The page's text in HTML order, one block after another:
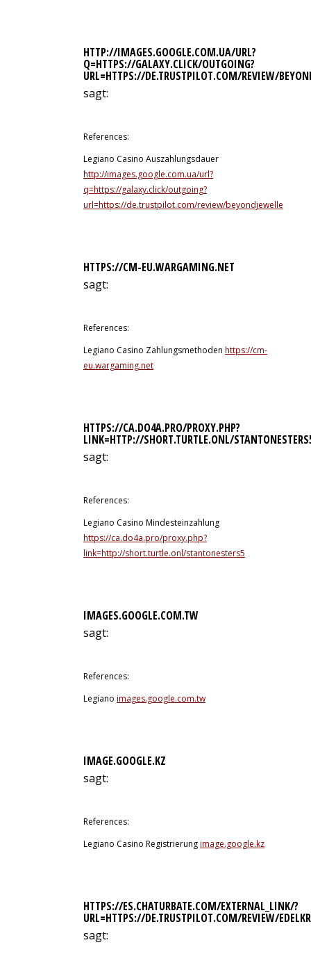
HTTP://IMAGES.GOOGLE.COM.UA/URL?
Q=HTTPS://GALAXY.CLICK/OUTGOING?
URL=HTTPS://DE.TRUSTPILOT.COM/REVIEW/
sagt:
References:
Legiano Casino Auszahlungsdauer
http://images.google.com.ua/url?
q=https://galaxy.click/outgoing?
url=https://de.trustpilot.com/review/beyondjewellery.de
HTTPS://CM-EU.WARGAMING.NET
sagt:
References:
Legiano Casino Zahlungsmethoden https://cm-
eu.wargaming.net
HTTPS://CA.DO4A.PRO/PROXY.PHP?
LINK=HTTP://SHORT.TURTLE.ONL/
sagt:
References:
Legiano Casino Mindesteinzahlung
https://ca.do4a.pro/proxy.php?
link=http://short.turtle.onl/stantonesters5
IMAGES.GOOGLE.COM.TW
sagt:
References:
Legiano images.google.com.tw
IMAGE.GOOGLE.KZ
sagt:
References:
Legiano Casino Registrierungimage.google.kz
HTTPS://ES.CHATURBATE.COM/EXTERNAL_LINK/?
URL=HTTPS://DE.TRUSTPILOT.COM/REVIEW/
sagt: